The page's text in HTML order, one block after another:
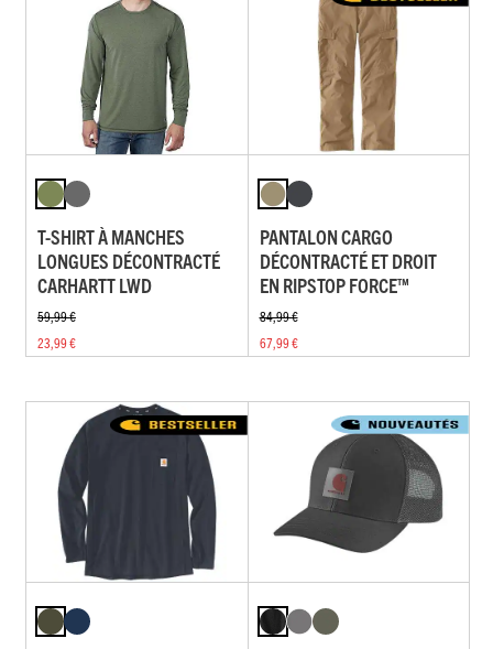
T-SHIRT À MANCHES
LONGUES DÉCONTRACTÉ
CARHARTT LWD
59,99 €
23,99 €
PANTALON CARGO
DÉCONTRACTÉ ET DROIT
EN RIPSTOP FORCE™
84,99 €
67,99 €